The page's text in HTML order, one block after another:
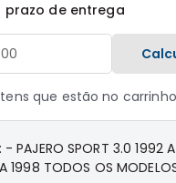
prazo de entrega
que estão no carrinho
PAJERO SPORT 3.0 1992
1998 TODOS OS